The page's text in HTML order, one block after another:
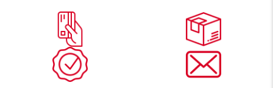
مناسب برای پروژه‌های صنعتی، پالایشگاه‌ها، سیستم‌های آب و فاضلاب
و خطوط تهویه مطبوع
انواع شیر پروانه‌ای ۱۰ اینچ